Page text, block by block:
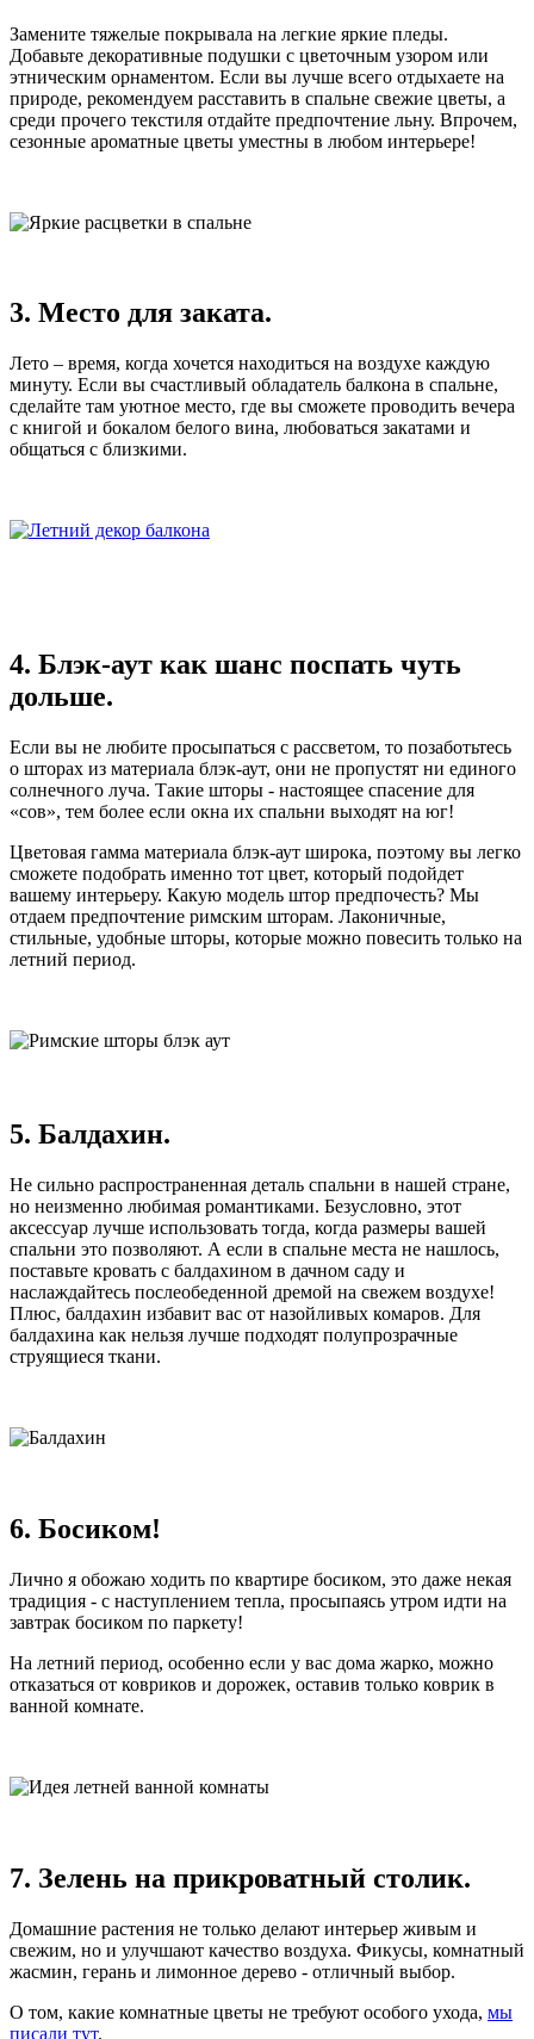
Замените тяжелые покрывала на легкие яркие пледы.
Добавьте декоративные подушки с цветочным узором или
этническим орнаментом. Если вы лучше всего отдыхаете на
природе, рекомендуем расставить в спальне свежие цветы, а
среди прочего текстиля отдайте предпочтение льну. Впрочем,
сезонные ароматные цветы уместны в любом интерьере!
3. Место для заката.
Лето – время, когда хочется находиться на воздухе каждую
минуту. Если вы счастливый обладатель балкона в спальне,
сделайте там уютное место, где вы сможете проводить вечера
с книгой и бокалом белого вина, любоваться закатами и
общаться с близкими.
4. Блэк-аут как шанс поспать чуть
дольше.
Если вы не любите просыпаться с рассветом, то позаботьтесь
о шторах из материала блэк-аут, они не пропустят ни единого
солнечного луча. Такие шторы - настоящее спасение для
«сов», тем более если окна их спальни выходят на юг!
Цветовая гамма материала блэк-аут широка, поэтому вы легко
сможете подобрать именно тот цвет, который подойдет
вашему интерьеру. Какую модель штор предпочесть? Мы
отдаем предпочтение римским шторам. Лаконичные,
стильные, удобные шторы, которые можно повесить только на
летний период.
5. Балдахин.
Не сильно распространенная деталь спальни в нашей стране,
но неизменно любимая романтиками. Безусловно, этот
аксессуар лучше использовать тогда, когда размеры вашей
спальни это позволяют. А если в спальне места не нашлось,
поставьте кровать с балдахином в дачном саду и
наслаждайтесь послеобеденной дремой на свежем воздухе!
Плюс, балдахин избавит вас от назойливых комаров. Для
балдахина как нельзя лучше подходят полупрозрачные
струящиеся ткани.
6. Босиком!
Лично я обожаю ходить по квартире босиком, это даже некая
традиция - с наступлением тепла, просыпаясь утром идти на
завтрак босиком по паркету!
На летний период, особенно если у вас дома жарко, можно
отказаться от ковриков и дорожек, оставив только коврик в
ванной комнате.
7. Зелень на прикроватный столик.
Домашние растения не только делают интерьер живым и
свежим, но и улучшают качество воздуха. Фикусы, комнатный
жасмин, герань и лимонное дерево - отличный выбор.
О том, какие комнатные цветы не требуют особого ухода, мы
писали тут.